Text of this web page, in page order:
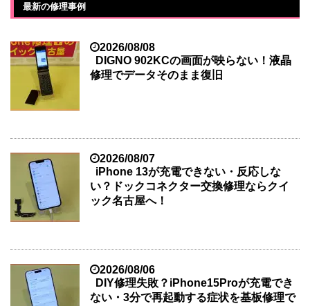
最新の修理事例
2026/08/08
DIGNO 902KCの画面が映らない！液晶
修理でデータそのまま復旧
2026/08/07
iPhone 13が充電できない・反応しな
い？ドックコネクター交換修理ならクイ
ック名古屋へ！
2026/08/06
DIY修理失敗？iPhone15Proが充電でき
ない・3分で再起動する症状を基板修理で